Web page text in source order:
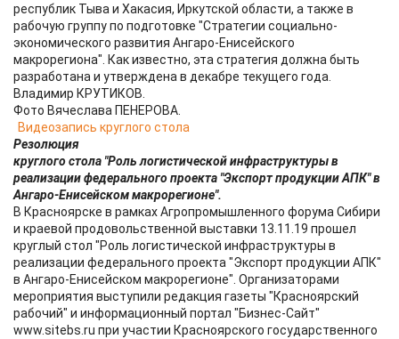
республик Тыва и Хакасия, Иркутской области, а также в
рабочую группу по подготовке "Стратегии социально-
экономического развития Ангаро-Енисейского
макрорегиона". Как известно, эта стратегия должна быть
разработана и утверждена в декабре текущего года.
Владимир КРУТИКОВ.
Фото Вячеслава ПЕНЕРОВА.
Видеозапись круглого стола
Резолюция
круглого стола "Роль логистической инфраструктуры в
реализации федерального проекта "Экспорт продукции АПК" в
Ангаро-Енисейском макрорегионе".
В Красноярске в рамках Агропромышленного форума Сибири
и краевой продовольственной выставки 13.11.19 прошел
круглый стол "Роль логистической инфраструктуры в
реализации федерального проекта "Экспорт продукции АПК"
в Ангаро-Енисейском макрорегионе". Организаторами
мероприятия выступили редакция газеты "Красноярский
рабочий" и информационный портал "Бизнес-Сайт"
www.sitebs.ru при участии Красноярского государственного